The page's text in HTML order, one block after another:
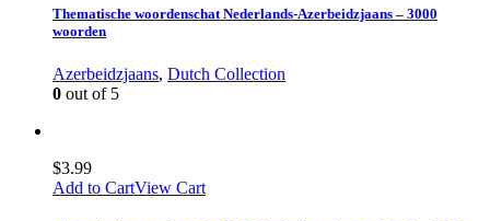
Thematische woordenschat Nederlands-Azerbeidzjaans – 3000
woorden
Azerbeidzjaans, Dutch Collection
0 out of 5
$3.99
Add to CartView Cart